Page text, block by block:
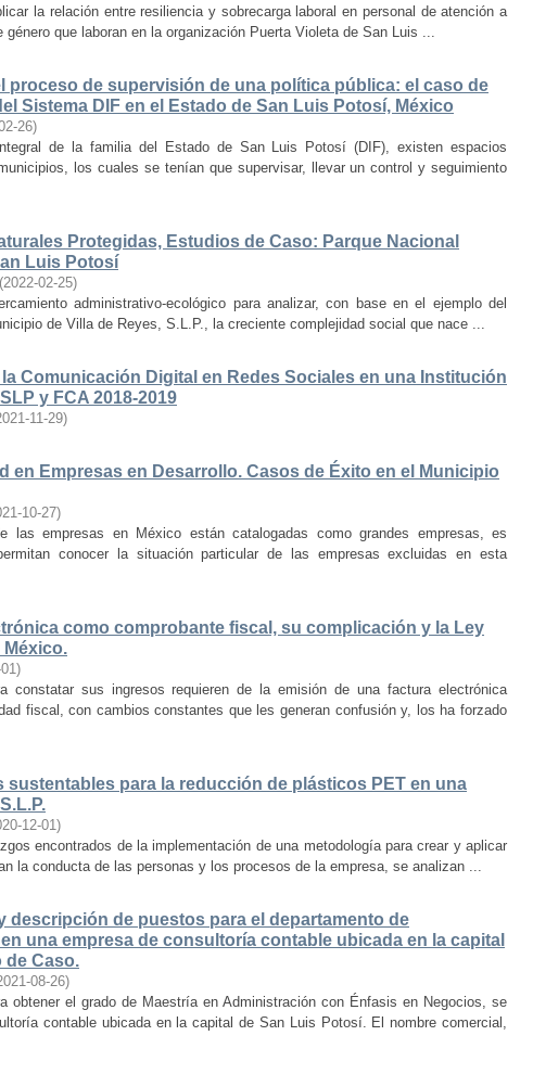
la relación entre resiliencia y sobrecarga laboral en personal de atención a
que laboran en la organización Puerta Violeta de San Luis ...
proceso de supervisión de una política pública: el caso de
Sistema DIF en el Estado de San Luis Potosí, México
26)
de la familia del Estado de San Luis Potosí (DIF), existen espacios
los cuales se tenían que supervisar, llevar un control y seguimiento
Protegidas, Estudios de Caso: Parque Nacional
Luis Potosí
(2022-02-25)
administrativo-ecológico para analizar, con base en el ejemplo del
de Villa de Reyes, S.L.P., la creciente complejidad social que nace ...
Comunicación Digital en Redes Sociales en una Institución
y FCA 2018-2019
11-29)
en Empresas en Desarrollo. Casos de Éxito en el Municipio
10-27)
las empresas en México están catalogadas como grandes empresas, es
conocer la situación particular de las empresas excluidas en esta
como comprobante fiscal, su complicación y la Ley
)
constatar sus ingresos requieren de la emisión de una factura electrónica
fiscal, con cambios constantes que les generan confusión y, los ha forzado
sustentables para la reducción de plásticos PET en una
12-01)
encontrados de la implementación de una metodología para crear y aplicar
la conducta de las personas y los procesos de la empresa, se analizan ...
descripción de puestos para el departamento de
una empresa de consultoría contable ubicada en la capital
de Caso.
08-26)
obtener el grado de Maestría en Administración con Énfasis en Negocios, se
contable ubicada en la capital de San Luis Potosí. El nombre comercial,